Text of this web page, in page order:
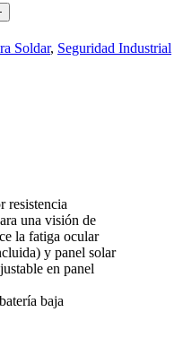
Soldar, Seguridad Industrial
resistencia
una visión de
la fatiga ocular
y panel solar
en panel
baja